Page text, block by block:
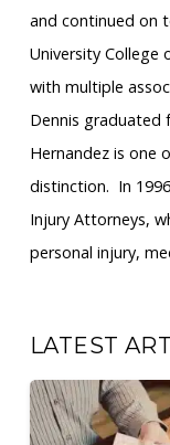
and continued on
University College
with multiple
Dennis graduated
Hernandez is one
distinction. ​ In
Injury Attorneys,
personal injury,
LATEST